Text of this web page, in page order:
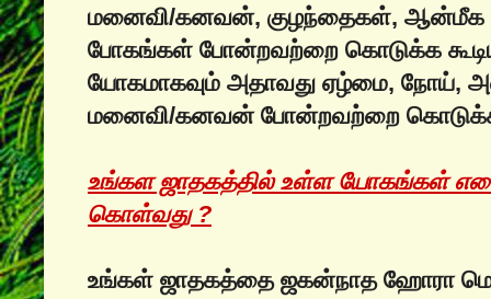
மனைவி/கனவன், குழந்தைகள், ஆன்மீக
போகங்கள் போன்றவற்றை கொடுக்க
யோகமாகவும் அதாவது ஏழ்மை, நோய்,
மனைவி/கனவன் போன்றவற்றை கொடுக்க
உங்கள ஜாதகத்தில் உள்ள யோகங்கள்
கொள்வது ?
உங்கள் ஜாதகத்தை ஜகன்நாத ஹோரா